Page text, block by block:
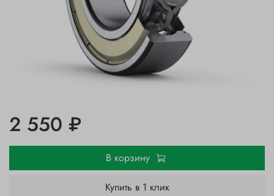
2 550 ₽
В корзину
Купить в 1 клик